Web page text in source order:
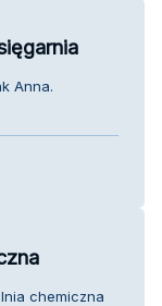
Anna.
chemiczna